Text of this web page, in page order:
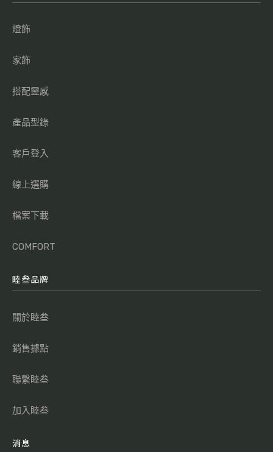
燈飾
家飾
搭配靈感
產品型錄
客戶登入
線上選購
檔案下載
COMFORT
睦叁品牌
關於睦叁
銷售據點
聯繫睦叁
加入睦叁
消息